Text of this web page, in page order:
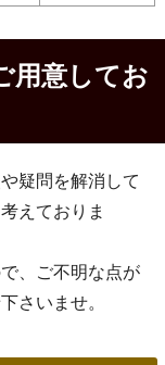
用意してお
疑問を解消して
えておりま
、ご不明な点が
さいませ。